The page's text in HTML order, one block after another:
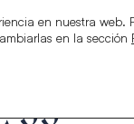
99
en nuestra web.
en la sección